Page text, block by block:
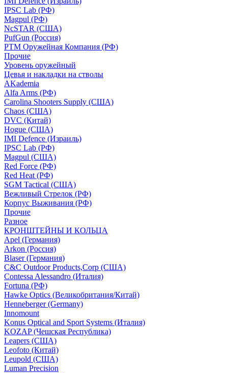
IPSC Lab (РФ)
Magpul (РФ)
NcSTAR (США)
PufGun (Россия)
РТМ Оружейная Компания (РФ)
Прочие
Уровень оружейный
Цевья и накладки на стволы
AKademia
Alfa Arms (РФ)
Carolina Shooters Supply (США)
Chaos (США)
DVC (Китай)
Hogue (США)
IMI Defence (Израиль)
IPSC Lab (РФ)
Magpul (США)
Red Force (РФ)
Red Heat (РФ)
SGM Tactical (США)
Вежливый Стрелок (РФ)
Корпус Выживания (РФ)
Прочие
Разное
КРОНШТЕЙНЫ И КОЛЬЦА
Apel (Германия)
Arkon (Россия)
Blaser (Германия)
C&C Outdoor Products,Corp (США)
Contessa Alessandro (Италия)
Fortuna (РФ)
Hawke Optics (Великобритания/Китай)
Henneberger (Germany)
Innomount
Konus Optical and Sport Systems (Италия)
KOZAP (Чешская Республика)
Leapers (США)
Leofoto (Китай)
Leupold (США)
Luman Precision